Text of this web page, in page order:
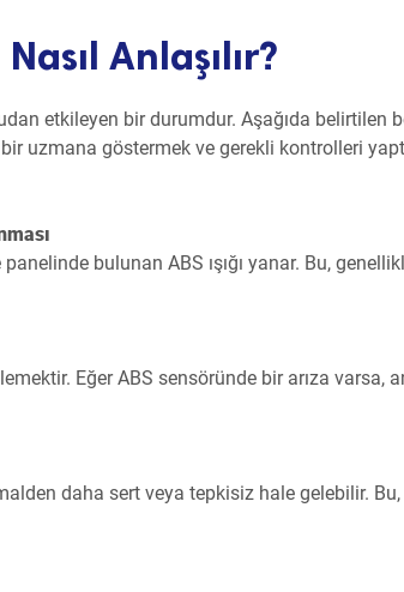
Anlaşılır?
etkileyen bir durumdur. Aşağıda belirtilen
uzmana göstermek ve gerekli kontrolleri
bulunan ABS ışığı yanar. Bu,
Eğer ABS sensöründe bir arıza varsa,
daha sert veya tepkisiz hale gelebilir.